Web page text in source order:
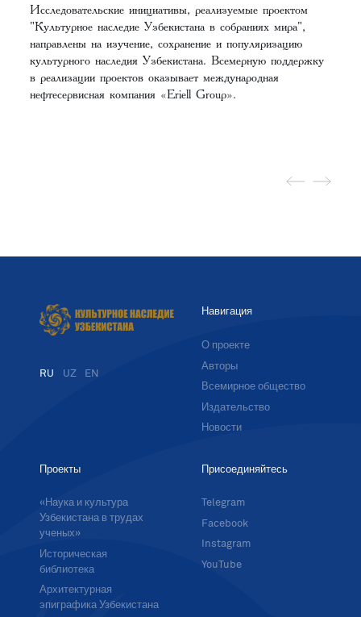
Исследовательские инициативы, реализуемые проектом
"Культурное наследие Узбекистана в собраниях мира",
направлены на изучение, сохранение и популяризацию
культурного наследия Узбекистана. Всемерную поддержку
в реализации проектов оказывает международная
нефтесервисная компания «Eriell Group».
RU UZ EN
Навигация
О проекте
Авторы
Всемирное общество
Издательство
Новости
Проекты
«Наука и культура
Узбекистана в трудах
ученых»
Историческая
библиотека
Архитектурная
эпиграфика Узбекистана
Присоединяйтесь
Telegram
Facebook
Instagram
YouTube